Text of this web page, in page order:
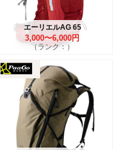
エーリエルAG 65
3,000〜6,000円
（ランク：）